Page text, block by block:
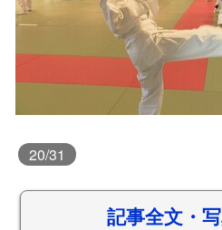
20/31
記事全文・